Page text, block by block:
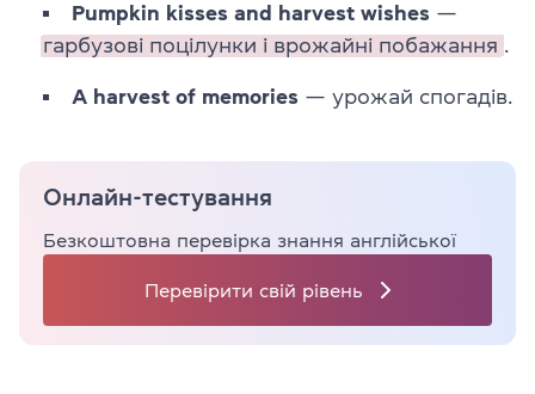
Pumpkin kisses and harvest wishes —
гарбузові поцілунки і врожайні побажання .
A harvest of memories — урожай спогадів.
Онлайн-тестування
Безкоштовна перевірка знання англійської
Перевірити свій рівень